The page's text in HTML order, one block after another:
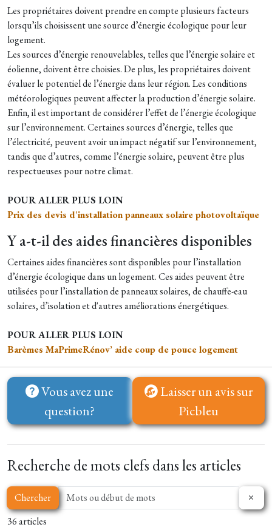
Les propriétaires doivent prendre en compte plusieurs facteurs
lorsqu’ils choisissent une source d’énergie écologique pour leur
logement.
Les sources d’énergie renouvelables, telles que l’énergie solaire et
éolienne, doivent être choisies. De plus, les propriétaires doivent
évaluer le potentiel de l’énergie dans leur région. Les conditions
météorologiques peuvent affecter la production d’énergie solaire.
Enfin, il est important de considérer l’effet de l’énergie écologique
sur l’environnement. Certaines sources d’énergie, telles que
l’électricité, peuvent avoir un impact négatif sur l’environnement,
tandis que d’autres, comme l’énergie solaire, peuvent être plus
respectueuses pour notre climat.
POUR ALLER PLUS LOIN
Prix des devis d'installation panneaux solaire photovoltaïque
Y a-t-il des aides financières disponibles
Certaines aides financières sont disponibles pour l’installation
d’énergie écologique dans un logement. Ces aides peuvent être
utilisées pour l’installation de panneaux solaires, de chauffe-eau
solaires, d’isolation et d'autres améliorations énergétiques.
POUR ALLER PLUS LOIN
Barèmes MaPrimeRénov’ aide coup de pouce logement
Vous avez une
question?
Laisser un avis sur
Picbleu
Recherche de mots clefs dans les articles
Chercher
36 articles